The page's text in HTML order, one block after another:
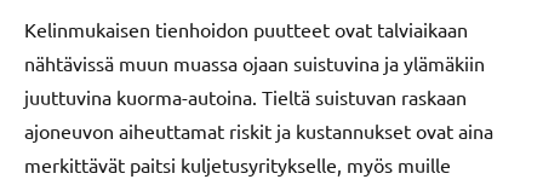
Kelinmukaisen tienhoidon puutteet ovat talviaikaan
nähtävissä muun muassa ojaan suistuvina ja ylämäkiin
juuttuvina kuorma-autoina. Tieltä suistuvan raskaan
ajoneuvon aiheuttamat riskit ja kustannukset ovat aina
merkittävät paitsi kuljetusyritykselle, myös muille